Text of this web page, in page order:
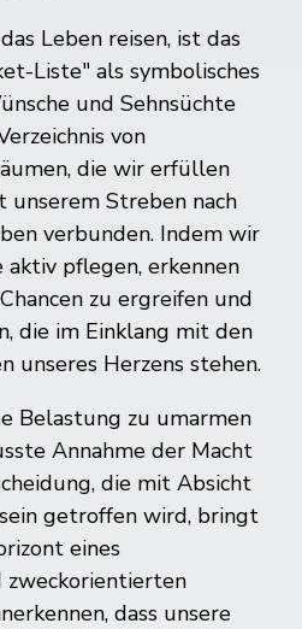
Leben reisen, ist das
Liste" als symbolisches
und Sehnsüchte
von
die wir erfüllen
unserem Streben nach
verbunden. Indem wir
pflegen, erkennen
zu ergreifen und
die im Einklang mit den
unseres Herzens stehen.
Belastung zu umarmen
Annahme der Macht
die mit Absicht
getroffen wird, bringt
eines
zweckorientierten
dass unsere